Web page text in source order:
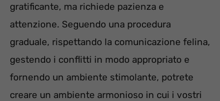
gratificante, ma richiede pazienza e
attenzione. Seguendo una procedura
graduale, rispettando la comunicazione felina,
gestendo i conflitti in modo appropriato e
fornendo un ambiente stimolante, potrete
creare un ambiente armonioso in cui i vostri